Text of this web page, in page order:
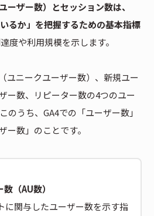
ーザー数）とセッション数は、
るか」を把握するための基本指標
度や利用規模を示します。
ユニークユーザー数）、新規ユー
ー数、リピーター数の4つのユー
のうち、GA4での「ユーザー数」
ー数」のことです。
（AU数）
に関与したユーザー数を示す指